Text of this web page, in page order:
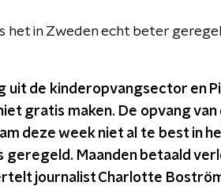
het in Zweden echt beter
uit de kinderopvangsector en
gratis maken. De opvang
deze week niet al te best in
geregeld. Maanden betaald
journalist Charlotte